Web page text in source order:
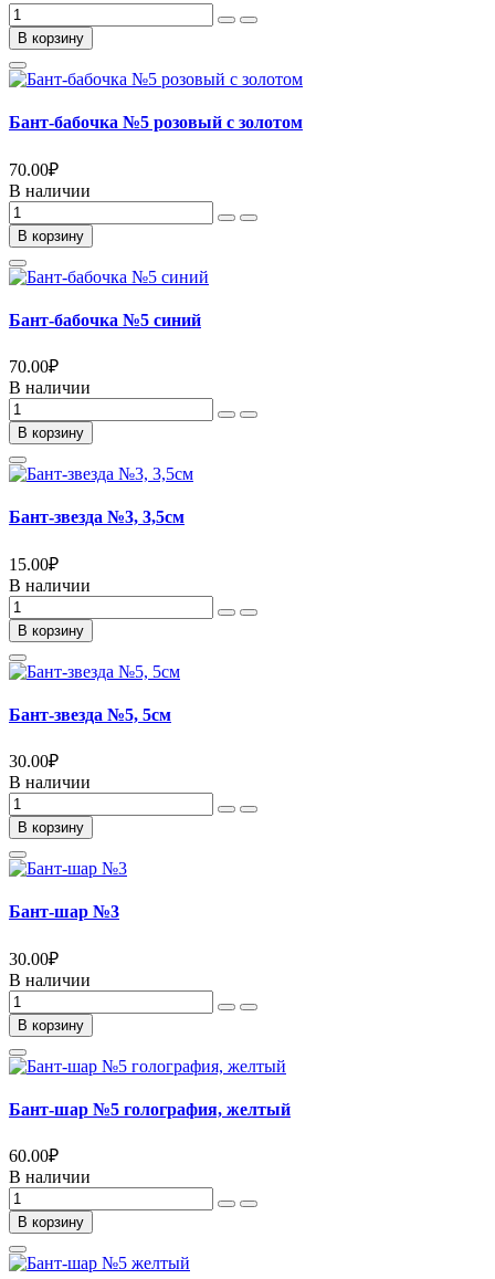
В корзину
Бант-бабочка №5 розовый с золотом
70.00₽
В наличии
В корзину
Бант-бабочка №5 синий
70.00₽
В наличии
В корзину
Бант-звезда №3, 3,5см
15.00₽
В наличии
В корзину
Бант-звезда №5, 5см
30.00₽
В наличии
В корзину
Бант-шар №3
30.00₽
В наличии
В корзину
Бант-шар №5 голография, желтый
60.00₽
В наличии
В корзину